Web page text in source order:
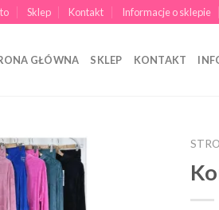
Sklep Kontakt Informacje o sklepie
GŁÓWNA SKLEP KONTAKT